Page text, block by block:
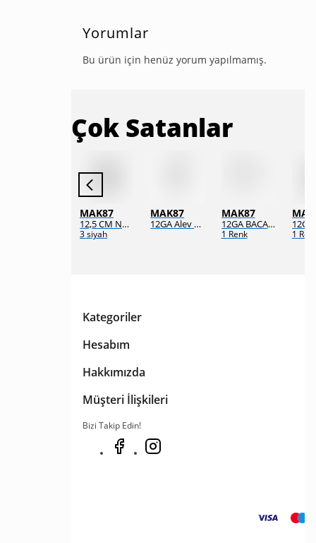
Yorumlar
Bu ürün için henüz yorum yapılmamış.
Çok Satanlar
MAK87
12,5 CM Namlu Giydirme Kılıfı
3 siyah
MAK87
12GA Alev Gizler
MAK87
12GA BACAK FİŞEKLİĞİ
1 Renk 1
Kategoriler
Hesabım
Hakkımızda
Müşteri İlişkileri
Bizi Takip Edin!